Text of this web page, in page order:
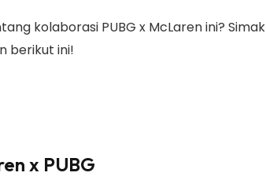
kolaborasi PUBG x McLaren ini? Simak
berikut ini!
x PUBG